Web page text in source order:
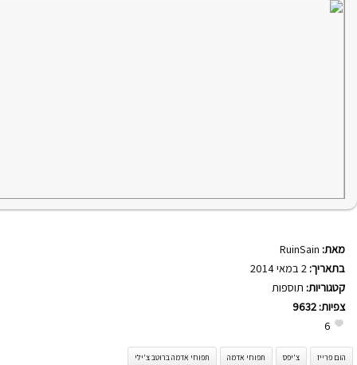
מאת: RuinSain
בתאריך:
קטגוריות: תוספות
צפיות: 9632
6
הום פרייז צ'יפס תפוחי אדמה תפוחי אדמה ברוטב צ'ילי